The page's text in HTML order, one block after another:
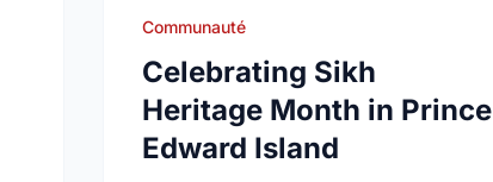
Communauté
Celebrating Sikh
Heritage Month in Prince
Edward Island